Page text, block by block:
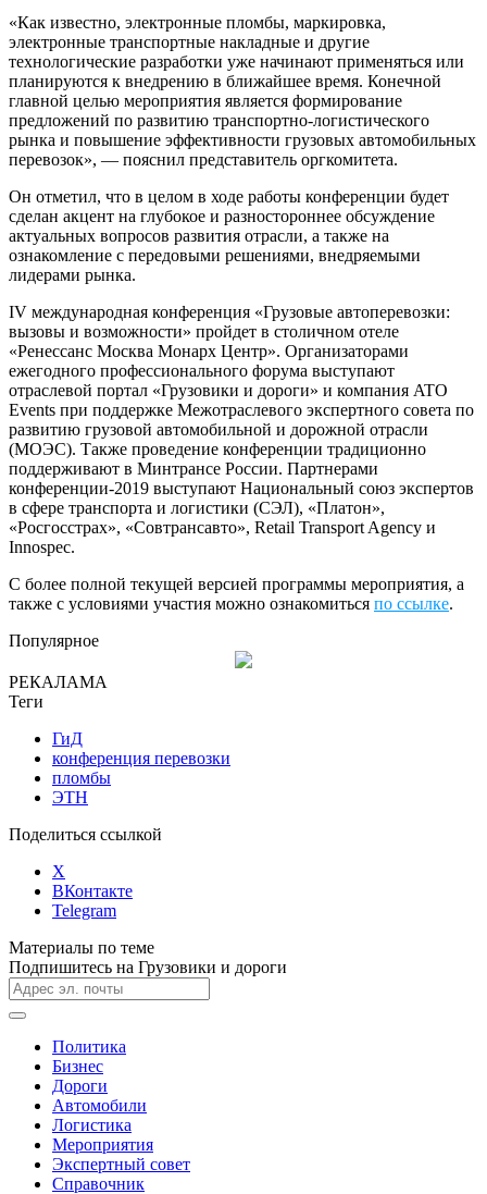
«Как известно, электронные пломбы, маркировка,
электронные транспортные накладные и другие
технологические разработки уже начинают применяться или
планируются к внедрению в ближайшее время. Конечной
главной целью мероприятия является формирование
предложений по развитию транспортно-логистического
рынка и повышение эффективности грузовых автомобильных
перевозок», — пояснил представитель оргкомитета.
Он отметил, что в целом в ходе работы конференции будет
сделан акцент на глубокое и разностороннее обсуждение
актуальных вопросов развития отрасли, а также на
ознакомление с передовыми решениями, внедряемыми
лидерами рынка.
IV международная конференция «Грузовые автоперевозки:
вызовы и возможности» пройдет в столичном отеле
«Ренессанс Москва Монарх Центр». Организаторами
ежегодного профессионального форума выступают
отраслевой портал «Грузовики и дороги» и компания ATO
Events при поддержке Межотраслевого экспертного совета по
развитию грузовой автомобильной и дорожной отрасли
(МОЭС). Также проведение конференции традиционно
поддерживают в Минтрансе России. Партнерами
конференции-2019 выступают Национальный союз экспертов
в сфере транспорта и логистики (СЭЛ), «Платон»,
«Росгосстрах», «Совтрансавто», Retail Transport Agency и
Innospec.
С более полной текущей версией программы мероприятия, а
также с условиями участия можно ознакомиться по ссылке.
Популярное
РЕКАЛАМА
Теги
ГиД
конференция перевозки
пломбы
ЭТН
Поделиться ссылкой
X
ВКонтакте
Telegram
Материалы по теме
Подпишитесь на Грузовики и дороги
Политика
Бизнес
Дороги
Автомобили
Логистика
Мероприятия
Экспертный совет
Справочник